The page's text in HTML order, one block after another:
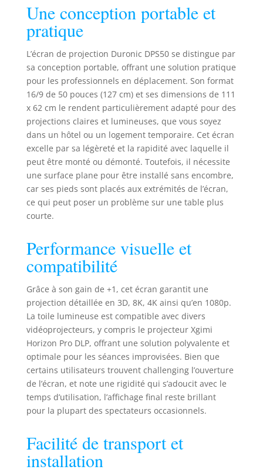
16:9 offre une
surface de
62 cm, idéale pour
une expérience
cinématographique
immersive. Le
DPS50 peut être
déroulé et enroulé
en quelques
secondes à l'aide
de la poignée
fournie, offrant une
utilisation simple.
L'écran est conçu
pour offrir une
qualité d'image
blanc HD (Haute
Définition) au ratio
projecteur 4k UHD,
Full HD 1080P, SD
ou 3D, la définition
de l'image dépend
principalement du
projecteur lui-
même, pas de
l'écran de
projection. Notre
écran est
polyvalent et
tous les projecteurs
frontaux, vous
Une conception portable et
pratique
L’écran de projection Duronic DPS50 se distingue par
sa conception portable, offrant une solution pratique
pour les professionnels en déplacement. Son format
16/9 de 50 pouces (127 cm) et ses dimensions de 111
x 62 cm le rendent particulièrement adapté pour des
projections claires et lumineuses, que vous soyez
dans un hôtel ou un logement temporaire. Cet écran
excelle par sa légèreté et la rapidité avec laquelle il
peut être monté ou démonté. Toutefois, il nécessite
une surface plane pour être installé sans encombre,
car ses pieds sont placés aux extrémités de l’écran,
ce qui peut poser un problème sur une table plus
courte.
Performance visuelle et
compatibilité
Grâce à son gain de +1, cet écran garantit une
projection détaillée en 3D, 8K, 4K ainsi qu’en 1080p.
La toile lumineuse est compatible avec divers
vidéoprojecteurs, y compris le projecteur Xgimi
Horizon Pro DLP, offrant une solution polyvalente et
optimale pour les séances improvisées. Bien que
certains utilisateurs trouvent challenging l’ouverture
de l’écran, et note une rigidité qui s’adoucit avec le
temps d’utilisation, l’affichage final reste brillant
pour la plupart des spectateurs occasionnels.
Facilité de transport et
installation